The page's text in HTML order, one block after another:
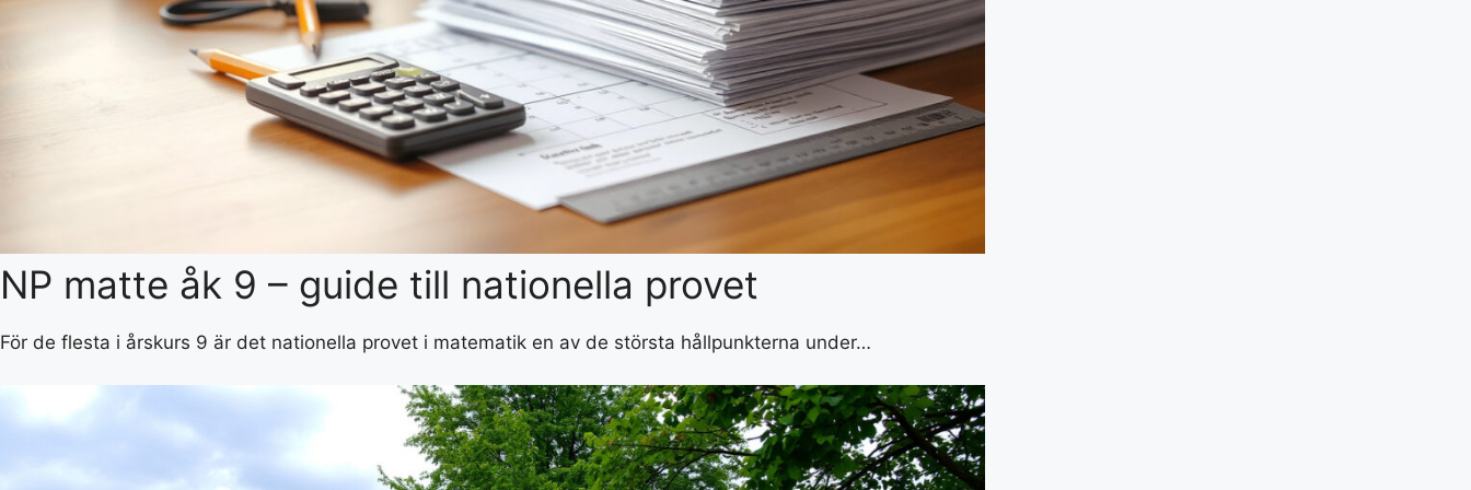
NP matte åk 9 – guide till nationella provet
För de flesta i årskurs 9 är det nationella provet i matematik en av de största hållpunkterna under…